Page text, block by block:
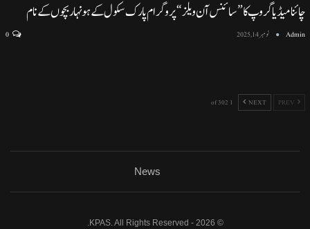
چائنا میڈیا گروپ کا ”سائنس آن ویلز“ پروگرام پارک سکول کے ہونہار بچوں کے نام
Admin نومبر 14, 2025 0
NEXT
1 of 302
News
© 2026 - KPAS. All Rights Reserved.